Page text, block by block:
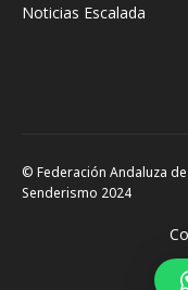
Noticias Escalada
© Federación Andaluza
Senderismo 2024